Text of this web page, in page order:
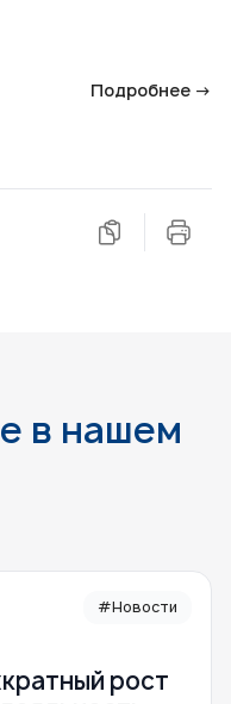
Подробнее →
в нашем
#Новости
рост